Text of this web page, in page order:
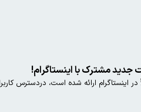
جدید مشترک با اینستاگرام!
اینستاگرام ارائه شده است، دردسترس